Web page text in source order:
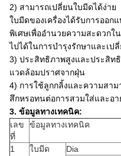
2) สามารถเปลี่ยนใบมีดได้ง่าย
ใบมีดของเครื่องได้รับการออก
พิเศษเพื่ออำนวยความสะดวก
ไปได้ในการบำรุงรักษาและเ
3) ประสิทธิภาพสูงและประสิท
แวดล้อมปราศจากฝุ่น
4) การใช้ลูกกลิ้งและความสาม
สึกหรอทนต่อการสวมใส่และอ
3. ข้อมูลทางเทคนิค:
เลข
ที่
ข้อมูลทางเทคนิค
1 ใบมีด Dia